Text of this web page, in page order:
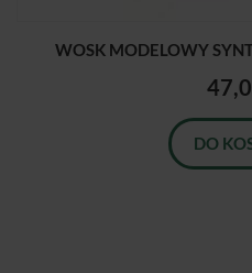
WOSK MODELOWY
DO